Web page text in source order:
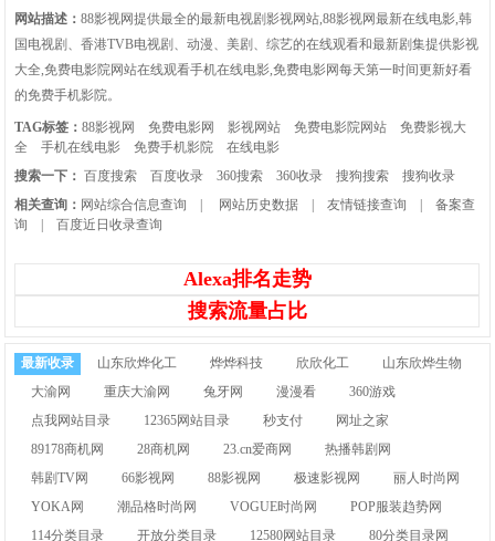
网站描述：88影视网提供最全的最新电视剧影视网站,88影视网最新在线电影,韩
国电视剧、香港TVB电视剧、动漫、美剧、综艺的在线观看和最新剧集提供影视
大全,免费电影院网站在线观看手机在线电影,免费电影网每天第一时间更新好看
的免费手机影院。
TAG标签：88影视网 免费电影网 影视网站 免费电影院网站
免费影视大
全
手机在线电影 免费手机影院
在线电影
搜索一下： 百度搜索 百度收录 360搜索 360收录 搜狗搜索
搜狗收录
相关查询： 网站综合信息查询 网站历史数据 |友情链接查询 |备案查
询
|百度近日收录查询
Alexa排名走势
搜索流量占比
最新收录 山东欣烨化工 烨烨科技 欣欣化工
山东欣烨生物
大渝网
重庆大渝网 兔牙网 漫漫看
360游戏
点我网站目录
12365网站目录 秒支付
网址之家
89178商机网
28商机网 23.cn爱商网
热播韩剧网
韩剧TV网
66影视网 88影视网 极速影视网
丽人时尚网
YOKA网
潮品格时尚网 VOGUE时尚网
POP服装趋势网
114分类目录
开放分类目录 12580网站目录 80分类目录网